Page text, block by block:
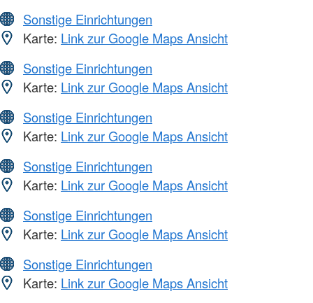
Sonstige Einrichtungen
Karte: Link zur Google Maps Ansicht
Sonstige Einrichtungen
Karte: Link zur Google Maps Ansicht
Sonstige Einrichtungen
Karte: Link zur Google Maps Ansicht
Sonstige Einrichtungen
Karte: Link zur Google Maps Ansicht
Sonstige Einrichtungen
Karte: Link zur Google Maps Ansicht
Sonstige Einrichtungen
Karte: Link zur Google Maps Ansicht